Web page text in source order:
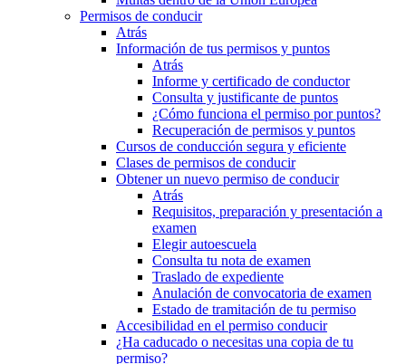
Permisos de conducir
Atrás
Información de tus permisos y puntos
Atrás
Informe y certificado de conductor
Consulta y justificante de puntos
¿Cómo funciona el permiso por puntos?
Recuperación de permisos y puntos
Cursos de conducción segura y eficiente
Clases de permisos de conducir
Obtener un nuevo permiso de conducir
Atrás
Requisitos, preparación y presentación a
examen
Elegir autoescuela
Consulta tu nota de examen
Traslado de expediente
Anulación de convocatoria de examen
Estado de tramitación de tu permiso
Accesibilidad en el permiso conducir
¿Ha caducado o necesitas una copia de tu
permiso?